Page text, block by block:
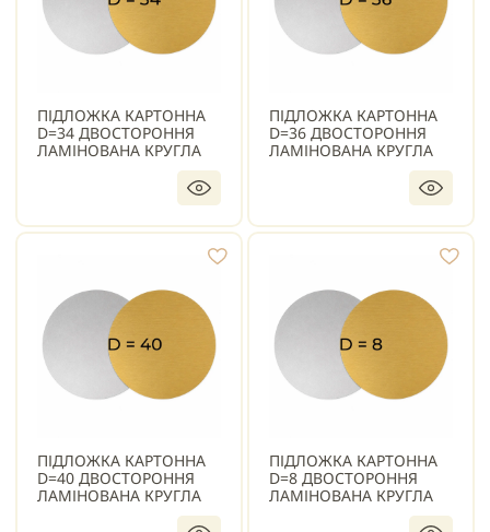
ПІДЛОЖКА КАРТОННА
D=34 ДВОСТОРОННЯ
ЛАМІНОВАНА КРУГЛА
ПІДЛОЖКА КАРТОННА
D=36 ДВОСТОРОННЯ
ЛАМІНОВАНА КРУГЛА
ПІДЛОЖКА КАРТОННА
D=40 ДВОСТОРОННЯ
ЛАМІНОВАНА КРУГЛА
ПІДЛОЖКА КАРТОННА
D=8 ДВОСТОРОННЯ
ЛАМІНОВАНА КРУГЛА